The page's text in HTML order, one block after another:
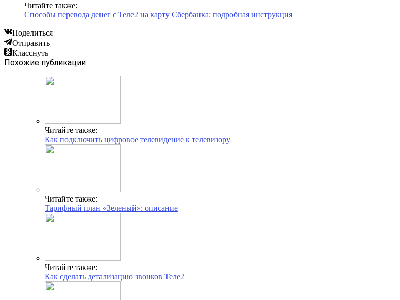
Читайте также:
Способы перевода денег с Теле2 на карту Сбербанка: подробная инструкция
Поделиться
Отправить
Класснуть
Похожие публикации
Читайте также:
Как подключить цифровое телевидение к телевизору
Читайте также:
Тарифный план «Зеленый»: описание
Читайте также:
Как сделать детализацию звонков Теле2